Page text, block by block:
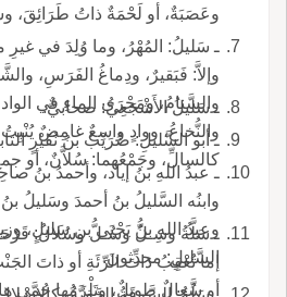
وعَصَبَةٌ، أو لَحْمَةٌ ذاتُ طَرَائِقَ،
ـ سَليلُ: المُهْرُ، وما وُلِدَ في
وإلاَّ: فَبَقيرٌ، ودِماغُ الفَرَسِ،
والسَّنامُ، ومَجْرَى الماءِ في
والنُّخاعُ، ووادٍ واسِعٌ غامِضٌ
كالسالِّ، وجَمْعُهما: سُلاَّنٌ، أو
ـ سَليلُ الأَشْجَعِيُّ: صحابيٌّ.
ـ أبو السَّليلِ: ضُرَيْبُ بنُ نُقَيْرٍ
ـ عبدُ اللهِ بنُ إياد، وأحمدُ بنُ
وابنُه السَّليلُ بنُ أحمدَ وسَليلُ
وعبدُ اللهِ بنُ يَحْيَى بنِ سَليلٍ،
السَّليلِ: محدِّثونَ.
ـ سَلَّةُ وسِـلُّ وسُـلُّ وسُلالُ:
إما تُعْقِبُ ذاتَ الرِّئَةِ أو ذاتَ
أو سُعالٌ طويلٌ، وتَلْزَمُها حُمَّى